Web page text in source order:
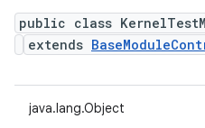
public class
extends
java.lang.Object